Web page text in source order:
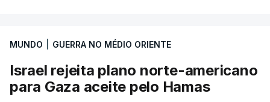
Mehr na rede social Telegram, como aquilo que
israelita, que nos últimos tempos vem dando conta
de que o líder supremo iraniano estará em estado
MUNDO GUERRA NO MÉDIO ORIENTE
Israel rejeita plano norte-americano
para Gaza aceite pelo Hamas